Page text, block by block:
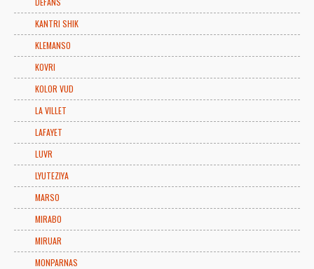
KANTRI SHIK
KLEMANSO
KOVRI
KOLOR VUD
LA VILLET
LAFAYET
LUVR
LYUTEZIYA
MARSO
MIRABO
MIRUAR
MONPARNAS